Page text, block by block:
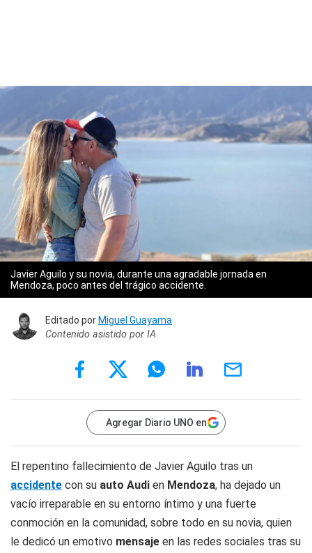
Javier Aguilo y su novia, durante una agradable jornada en
Mendoza, poco antes del trágico accidente.
Editado porMiguel Guayama
Contenido asistido por IA
Agregar Diario UNO en
El repentino fallecimiento de Javier Aguilo tras un
accidente con su auto Audi en Mendoza, ha dejado un
vacío irreparable en su entorno íntimo y una fuerte
conmoción en la comunidad, sobre todo en su novia, quien
le dedicó un emotivo mensaje en las redes sociales tras su